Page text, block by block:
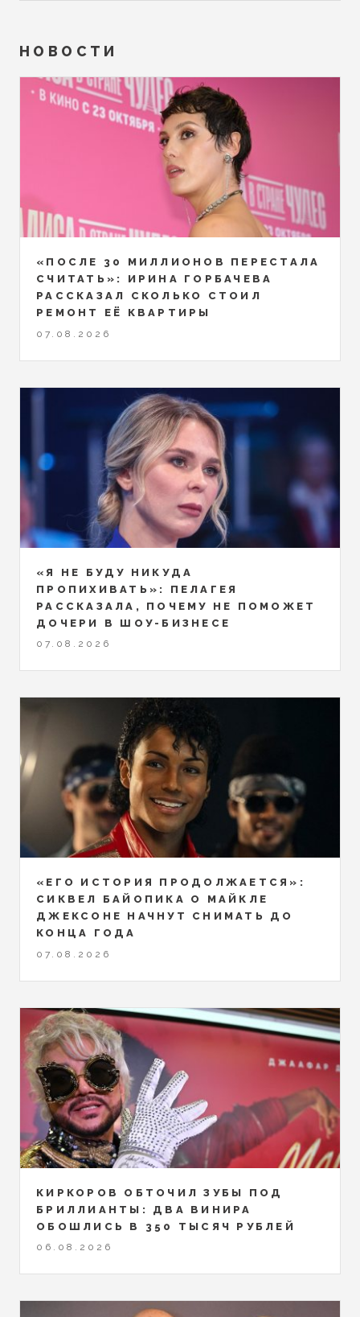
НОВОСТИ
«ПОСЛЕ 30 МИЛЛИОНОВ ПЕРЕСТАЛА
СЧИТАТЬ»: ИРИНА ГОРБАЧЕВА
РАССКАЗАЛ СКОЛЬКО СТОИЛ
РЕМОНТ ЕЁ КВАРТИРЫ
07.08.2026
«Я НЕ БУДУ НИКУДА
ПРОПИХИВАТЬ»: ПЕЛАГЕЯ
РАССКАЗАЛА, ПОЧЕМУ НЕ ПОМОЖЕТ
ДОЧЕРИ В ШОУ-БИЗНЕСЕ
07.08.2026
«ЕГО ИСТОРИЯ ПРОДОЛЖАЕТСЯ»:
СИКВЕЛ БАЙОПИКА О МАЙКЛЕ
ДЖЕКСОНЕ НАЧНУТ СНИМАТЬ ДО
КОНЦА ГОДА
07.08.2026
КИРКОРОВ ОБТОЧИЛ ЗУБЫ ПОД
БРИЛЛИАНТЫ: ДВА ВИНИРА
ОБОШЛИСЬ В 350 ТЫСЯЧ РУБЛЕЙ
06.08.2026